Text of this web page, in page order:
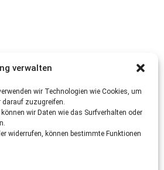
verwalten
wir Technologien wie Cookies, um
darauf zuzugreifen.
wir Daten wie das Surfverhalten oder
widerrufen, können bestimmte Funktionen